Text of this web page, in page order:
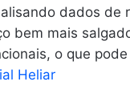
dados de
bem mais
o que
Heliar